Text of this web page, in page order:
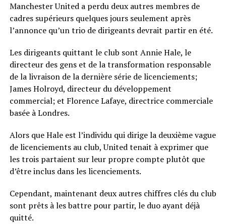
Manchester United a perdu deux autres membres de
cadres supérieurs quelques jours seulement après
l’annonce qu’un trio de dirigeants devrait partir en été.
Les dirigeants quittant le club sont Annie Hale, le
directeur des gens et de la transformation responsable
de la livraison de la dernière série de licenciements;
James Holroyd, directeur du développement
commercial; et Florence Lafaye, directrice commerciale
basée à Londres.
Alors que Hale est l’individu qui dirige la deuxième vague
de licenciements au club, United tenait à exprimer que
les trois partaient sur leur propre compte plutôt que
d’être inclus dans les licenciements.
Cependant, maintenant deux autres chiffres clés du club
sont prêts à les battre pour partir, le duo ayant déjà
quitté.